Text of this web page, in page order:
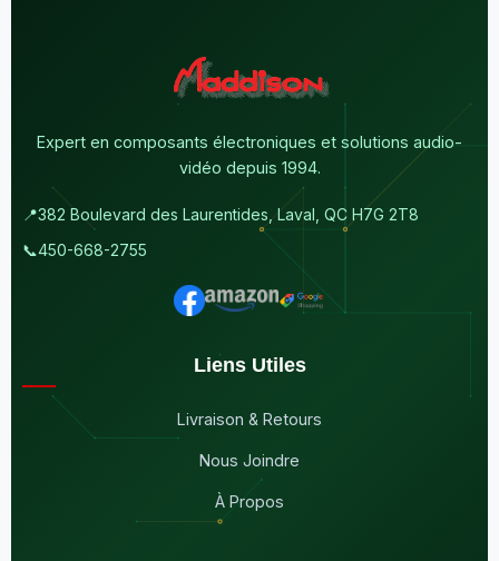
Expert en composants électroniques et solutions audio-
vidéo depuis 1994.
📍382 Boulevard des Laurentides, Laval, QC H7G 2T8
📞450-668-2755
Liens Utiles
Livraison & Retours
Nous Joindre
À Propos